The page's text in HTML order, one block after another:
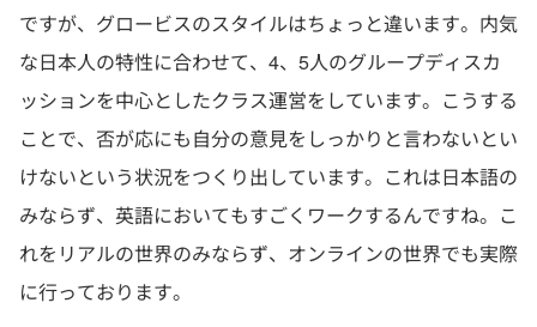
ですが、グロービスのスタイルはちょっと違います。内気
な日本人の特性に合わせて、4、5人のグループディスカ
ッションを中心としたクラス運営をしています。こうする
ことで、否が応にも自分の意見をしっかりと言わないとい
けないという状況をつくり出しています。これは日本語の
みならず、英語においてもすごくワークするんですね。こ
れをリアルの世界のみならず、オンラインの世界でも実際
に行っております。